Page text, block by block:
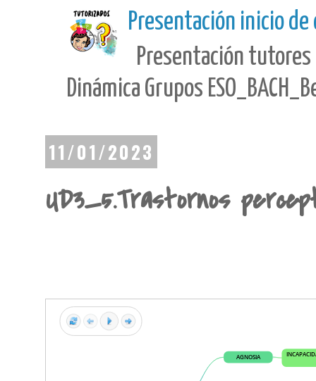
Presentación inicio de
Presentación
Dinámica Grupos
11/01/2023
UD3_5.Trastornos